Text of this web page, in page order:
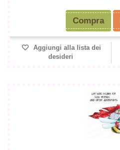
Compra
Aggiungi alla lista dei
desideri